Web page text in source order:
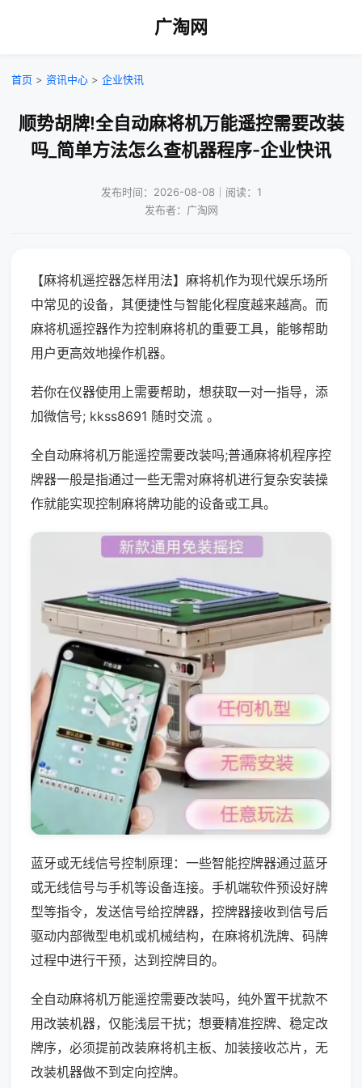
广淘网
首页 > 资讯中心 > 企业快讯
顺势胡牌!全自动麻将机万能遥控需要改装
吗_简单方法怎么查机器程序-企业快讯
发布时间：2026-08-08｜阅读：1
发布者：广淘网
【麻将机遥控器怎样用法】麻将机作为现代娱乐场所
中常见的设备，其便捷性与智能化程度越来越高。而
麻将机遥控器作为控制麻将机的重要工具，能够帮助
用户更高效地操作机器。
若你在仪器使用上需要帮助，想获取一对一指导，添
加微信号; kkss8691 随时交流 。
全自动麻将机万能遥控需要改装吗;普通麻将机程序控
牌器一般是指通过一些无需对麻将机进行复杂安装操
作就能实现控制麻将牌功能的设备或工具。
蓝牙或无线信号控制原理：一些智能控牌器通过蓝牙
或无线信号与手机等设备连接。手机端软件预设好牌
型等指令，发送信号给控牌器，控牌器接收到信号后
驱动内部微型电机或机械结构，在麻将机洗牌、码牌
过程中进行干预，达到控牌目的。
全自动麻将机万能遥控需要改装吗，纯外置干扰款不
用改装机器，仅能浅层干扰；想要精准控牌、稳定改
牌序，必须提前改装麻将机主板、加装接收芯片，无
改装机器做不到定向控牌。